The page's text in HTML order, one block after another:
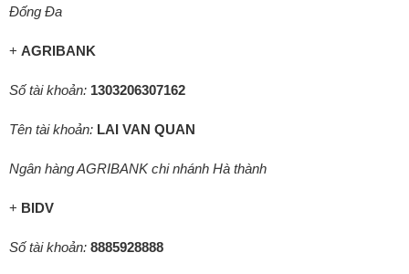
Đống Đa
+ AGRIBANK
Số tài khoản: 1303206307162
Tên tài khoản: LAI VAN QUAN
Ngân hàng AGRIBANK chi nhánh Hà thành
+ BIDV
Số tài khoản: 8885928888